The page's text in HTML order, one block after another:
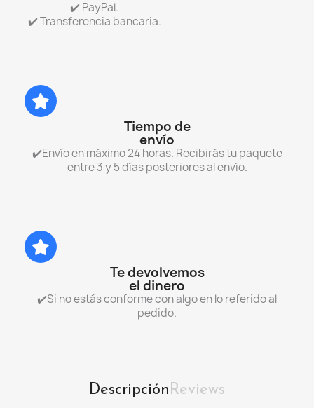
✔️ PayPal.
✔️ Transferencia bancaria.
Tiempo de
envío
✔️Envío en máximo 24 horas. Recibirás tu paquete
entre 3 y 5 días posteriores al envío.
Te devolvemos
el dinero
✔️Si no estás conforme con algo en lo referido al
pedido.
DescripciónReviews